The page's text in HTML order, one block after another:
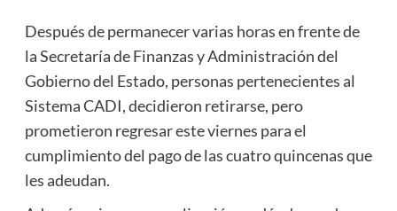
Después de permanecer varias horas en frente de
la Secretaría de Finanzas y Administración del
Gobierno del Estado, personas pertenecientes al
Sistema CADI, decidieron retirarse, pero
prometieron regresar este viernes para el
cumplimiento del pago de las cuatro quincenas que
les adeudan.